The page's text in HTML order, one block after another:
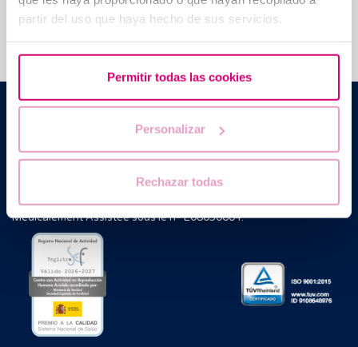
partir del uso que haya hecho de sus servicios.
Permitir todas las cookies
Personalizar
Rechazar todas
questions
Barcelona IVF
Escoles Pies, 103. 08017 Barcelona, España
+34 934 176 916
| info@bcnivf.com
Barcelona IVF est un établissement de santé homologué par la
Generalitat de Catalunya agréé comme Centre de Procréation
Médicalement Assistée sous le nº E08050604.